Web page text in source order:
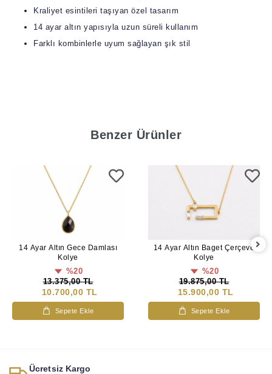
Kraliyet esintileri taşıyan özel tasarım
14 ayar altın yapısıyla uzun süreli kullanım
Farklı kombinlerle uyum sağlayan şık stil
Benzer Ürünler
14 Ayar Altın Gece Damlası
Kolye
%20
13.375,00 TL
10.700,00 TL
Sepete Ekle
14 Ayar Altın Baget Çerçeve
Kolye
%20
19.875,00 TL
15.900,00 TL
Sepete Ekle
Ücretsiz Kargo